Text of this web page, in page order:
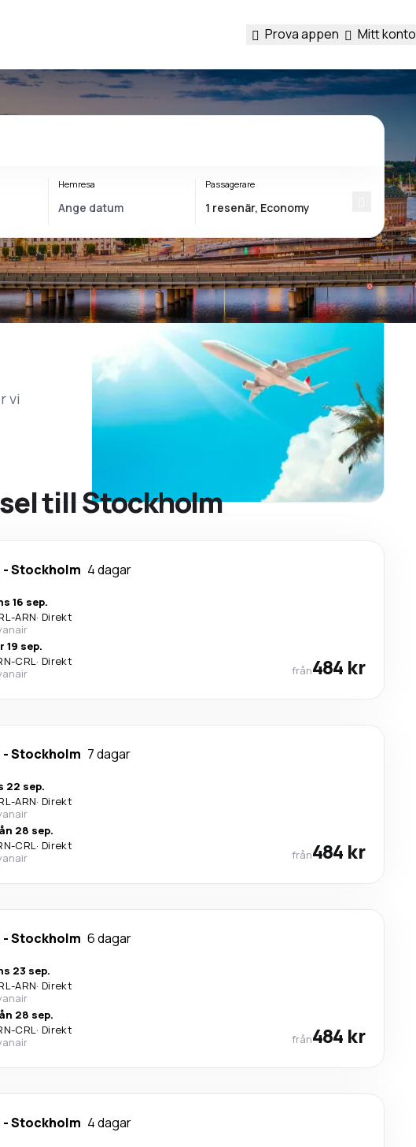
Prova appen Mitt konto
Hemresa Passagerare
vi
till Stockholm
-Stockholm 4 dagar
16 sep.
-ARN· Direkt
19 sep.
-CRL· Direkt
från484 kr
-Stockholm 7 dagar
22 sep.
-ARN· Direkt
28 sep.
-CRL· Direkt
från484 kr
-Stockholm 6 dagar
23 sep.
-ARN· Direkt
28 sep.
-CRL· Direkt
från484 kr
-Stockholm 4 dagar